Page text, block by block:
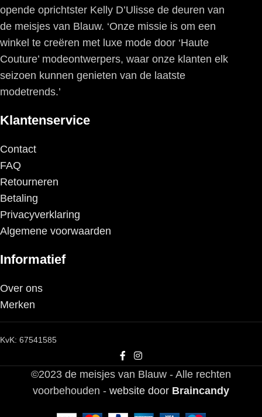
opende oprichtster Kelly D’Ulisse de deuren van
de meisjes van Blauw. ‘Onze missie is om een
winkel te creëren met luxe mode door ‘Haute
Couture’ modeontwerpers, waar onze klanten elk
seizoen kunnen genieten van de laatste
modetrends.’
Klantenservice
Contact
FAQ
Retourneren
Betaling
Privacyverklaring
Algemene voorwaarden
Informatief
Over ons
Merken
KvK: 67541585
©2023 de meisjes van Blauw - Alle rechten
voorbehouden - website door Braincandy